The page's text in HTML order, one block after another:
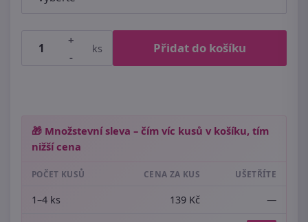
+
-
ks Přidat do košíku
🎁 Množstevní sleva – čím víc kusů v košíku, tím
nižší cena
POČET KUSŮ CENA ZA KUS UŠETŘÍTE
1–4 ks 139 Kč —